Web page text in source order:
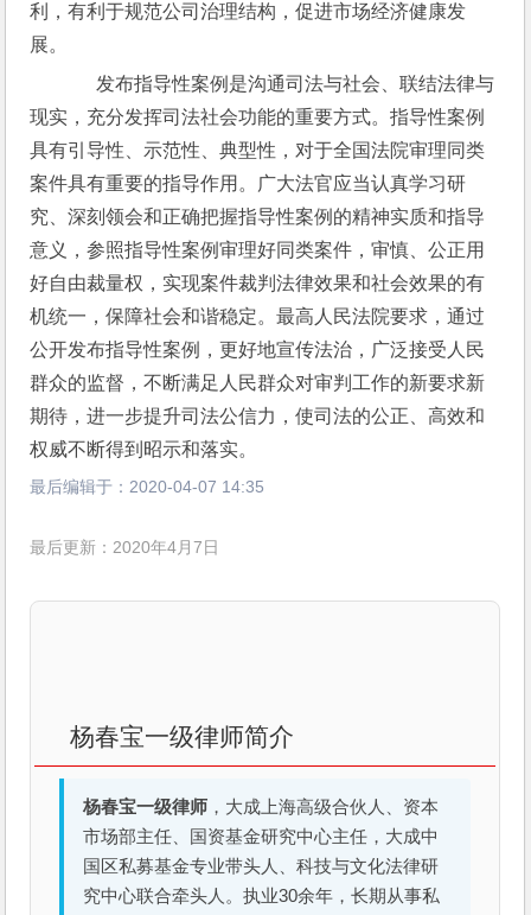
利，有利于规范公司治理结构，促进市场经济健康发
展。
发布指导性案例是沟通司法与社会、联结法律与
现实，充分发挥司法社会功能的重要方式。指导性案例
具有引导性、示范性、典型性，对于全国法院审理同类
案件具有重要的指导作用。广大法官应当认真学习研
究、深刻领会和正确把握指导性案例的精神实质和指导
意义，参照指导性案例审理好同类案件，审慎、公正用
好自由裁量权，实现案件裁判法律效果和社会效果的有
机统一，保障社会和谐稳定。最高人民法院要求，通过
公开发布指导性案例，更好地宣传法治，广泛接受人民
群众的监督，不断满足人民群众对审判工作的新要求新
期待，进一步提升司法公信力，使司法的公正、高效和
权威不断得到昭示和落实。
最后编辑于： 2020-04-07 14:35
最后更新：2020年4月7日
杨春宝一级律师简介
杨春宝一级律师 ，大成上海高级合伙人、资本
市场部主任、国资基金研究中心主任，大成中
国区私募基金专业带头人、科技与文化法律研
究中心联合牵头人。执业30余年，长期从事私